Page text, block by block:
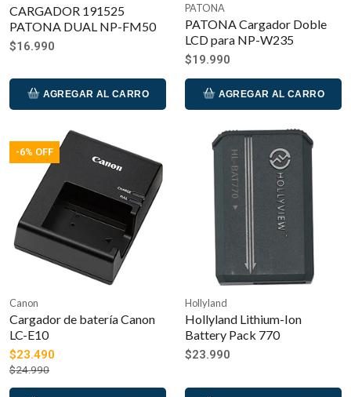
CARGADOR 191525
PATONA DUAL NP-FM50
$16.990
AGREGAR AL CARRO
PATONA
PATONA Cargador Doble
LCD para NP-W235
$19.990
AGREGAR AL CARRO
-6% OFF
Canon
Cargador de batería Canon
LC-E10
$23.490
$24.990
Hollyland
Hollyland Lithium-Ion
Battery Pack 770
$23.990